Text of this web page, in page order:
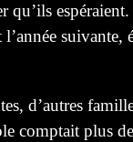
qu’ils
d’autres
comptait plus